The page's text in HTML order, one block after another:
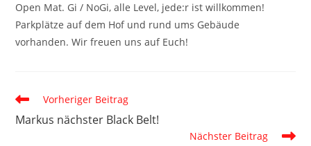
Open Mat. Gi / NoGi, alle Level, jede:r ist willkommen!
Parkplätze auf dem Hof und rund ums Gebäude
vorhanden. Wir freuen uns auf Euch!
Weitere
Artikel
ansehen
Vorheriger Beitrag
Markus nächster Black Belt!
Nächster Beitrag